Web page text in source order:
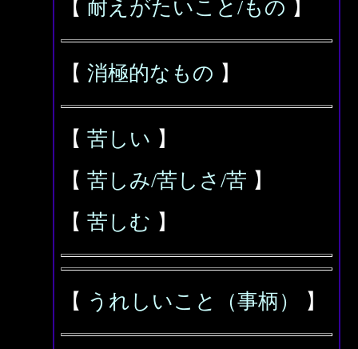
【 耐えがたいこと/もの 】
【 消極的なもの 】
【 苦しい 】
【 苦しみ/苦しさ/苦 】
【 苦しむ 】
【 うれしいこと（事柄） 】